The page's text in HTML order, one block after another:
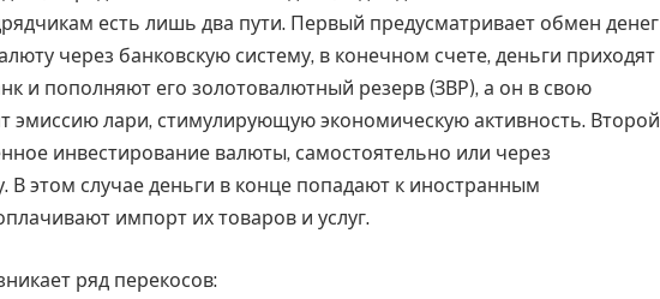
есть лишь два пути. Первый предусматривает обмен денег
через банковскую систему, в конечном счете, деньги приходят
и пополняют его золотовалютный резерв (ЗВР), а он в свою
эмиссию лари, стимулирующую экономическую активность. Второй
инвестирование валюты, самостоятельно или через
В этом случае деньги в конце попадают к иностранным
импорт их товаров и услуг.
ряд перекосов: